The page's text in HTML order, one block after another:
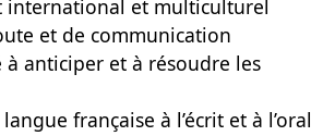
international et multiculturel
et de communication
à anticiper et à résoudre les
française à l’écrit et à l’oral